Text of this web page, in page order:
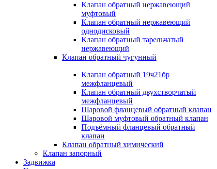
Клапан обратный нержавеющий
муфтовый
Клапан обратный нержавеющий
однодисковый
Клапан обратный тарельчатый
нержавеющий
Клапан обратный чугунный
Клапан обратный 19ч21бр
межфланцевый
Клапан обратный двухстворчатый
межфланцевый
Шаровой фланцевый обратный клапан
Шаровой муфтовый обратный клапан
Подъёмный фланцевый обратный
клапан
Клапан обратный химический
Клапан запорный
Задвижка